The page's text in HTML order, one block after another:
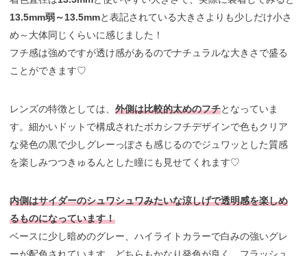
13.5mm弱～13.5mmと表記されている大きさよりも少しだけ小さ
め～大体同じくらいに感じました！
フチ感は強めですが透け感があるのでナチュラルな大きさで盛る
ことができます♡
レンズの特徴としては、外側は比較的太めのフチとなっていま
す。細かいドットで構成されたボカシフチデザインで色もクリア
な発色の黒で少しグレーっぽさも感じるのでジュワッとした質感
を楽しみつつきゅるんとした瞳にも見せてくれます♡
内側はサイダーのシュワシュワみたいな涼しげで透明感を楽しめ
るものになっています！
ベースに少し暗めのグレー、ハイライトカラーで白みの強いグレ